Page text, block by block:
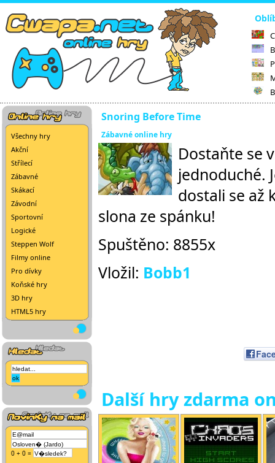
Všechny hry
Akční
Střílecí
Zábavné
Skákací
Závodní
Sportovní
Logické
Steppen Wolf
Filmy online
Pro dívky
Koňské hry
3D hry
HTML5 hry
0 + 0 =
Snoring Before Time
Zábavné online hry
Dostaňte se
jednoduché.
dostali se až
slona ze spánku!
Spuštěno: 8855x
Vložil: Bobb1
Další hry zdarma